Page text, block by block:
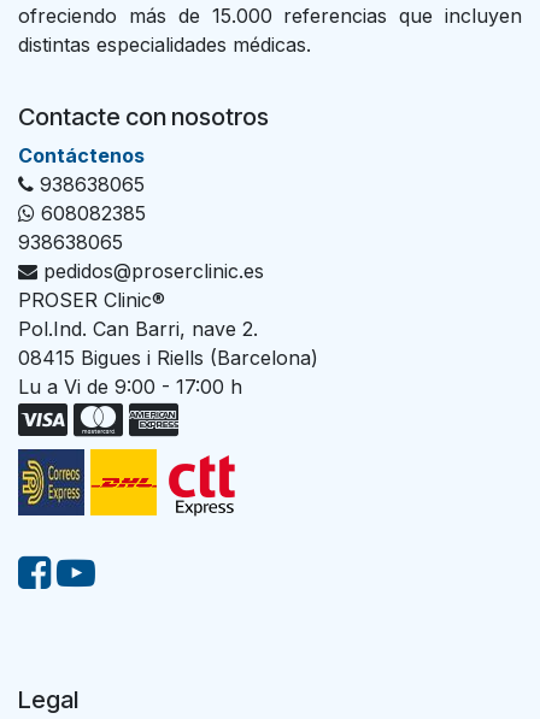
ofreciendo más de 15.000 referencias que incluyen
distintas especialidades médicas.
Contacte con nosotros
Con​tác​tenos
938638065
608082385
938638065
pedidos@proserclinic.es
PROSER Clinic®
Pol.Ind. Can Barri, nave 2.
08415 Bigues i Riells (Barcelona)
Lu a Vi de 9:00 - 17:00 h
Legal